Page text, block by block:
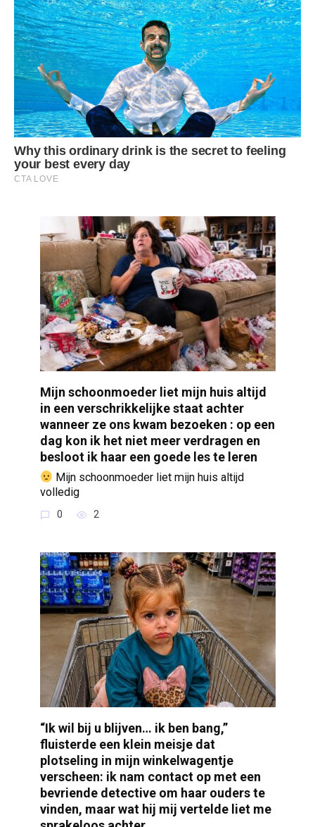
Mijn schoonmoeder liet mijn huis altijd
in een verschrikkelijke staat achter
wanneer ze ons kwam bezoeken : op een
dag kon ik het niet meer verdragen en
besloot ik haar een goede les te leren
Mijn schoonmoeder liet mijn huis altijd
volledig
0 2
“Ik wil bij u blijven… ik ben bang,”
fluisterde een klein meisje dat
plotseling in mijn winkelwagentje
verscheen: ik nam contact op met een
bevriende detective om haar ouders te
vinden, maar wat hij mij vertelde liet me